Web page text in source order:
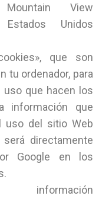
Mountain View
Unidos
que son
tu ordenador, para
uso que hacen los
información que
uso del sitio Web
directamente
Google en los